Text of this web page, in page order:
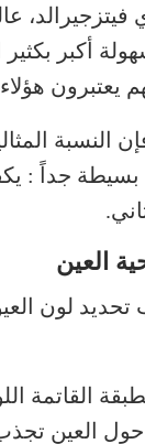
فيتزجيرالد،
أكبر
هؤلاء
بسيطة جداً :
العين
لون
القاتمة
حول العين